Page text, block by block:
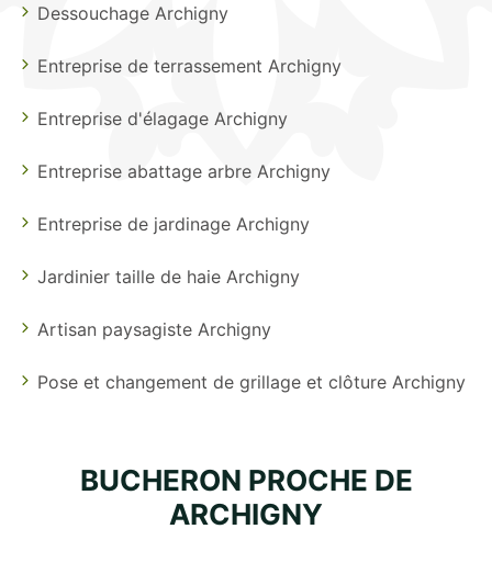
Dessouchage Archigny
Entreprise de terrassement Archigny
Entreprise d'élagage Archigny
Entreprise abattage arbre Archigny
Entreprise de jardinage Archigny
Jardinier taille de haie Archigny
Artisan paysagiste Archigny
Pose et changement de grillage et clôture Archigny
BUCHERON PROCHE DE
ARCHIGNY